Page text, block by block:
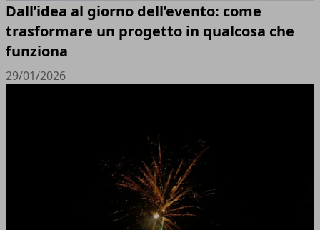
Dall’idea al giorno dell’evento: come
trasformare un progetto in qualcosa che
funziona
29/01/2026